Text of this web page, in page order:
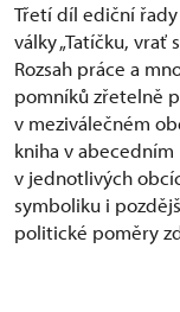
Třetí díl ediční
války „Tatíčku, vrať
Rozsah práce a
pomníků zřetelně
v meziválečném
kniha v
v jednotlivých
symboliku i
politické poměry